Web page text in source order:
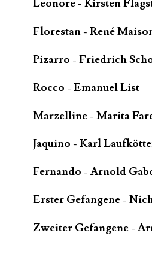
Leonore - Kirsten
Florestan - René
Pizarro - Friedrich
Rocco - Emanuel List
Marzelline - Marita
Jaquino - Karl
Fernando - Arnold
Erster Gefangene -
Zweiter Gefangene -